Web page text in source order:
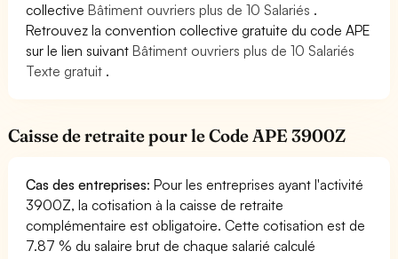
collectiveBâtiment ouvriers plus de 10 Salariés .
Retrouvez la convention collective gratuite du code APE
sur le lien suivantBâtiment ouvriers plus de 10 Salariés
Texte gratuit .
Caisse de retraite pour le Code APE 3900Z
Cas des entreprises: Pour les entreprises ayant l'activité
3900Z, la cotisation à la caisse de retraite
complémentaire est obligatoire. Cette cotisation est de
7.87 % du salaire brut de chaque salarié calculé